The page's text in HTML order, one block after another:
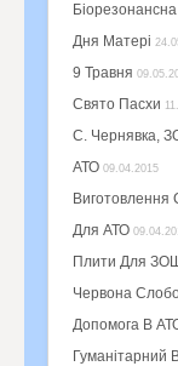
Дня Матері
9 Травня
Свято Пасхи
С. Чернявка,
АТО 09.04.2015
Виготовлення
Для АТО
Плити Для
Червона
Допомога В
Гуманітарний